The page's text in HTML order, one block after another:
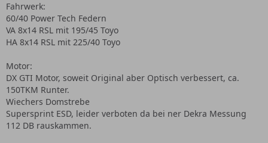
Fahrwerk:
60/40 Power Tech Federn
VA 8x14 RSL mit 195/45 Toyo
HA 8x14 RSL mit 225/40 Toyo
Motor:
DX GTI Motor, soweit Original aber Optisch verbessert, ca.
150TKM Runter.
Wiechers Domstrebe
Supersprint ESD, leider verboten da bei ner Dekra Messung
112 DB rauskammen.